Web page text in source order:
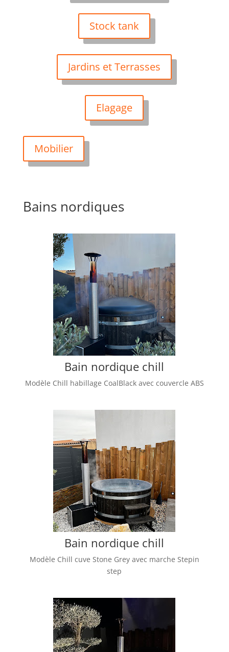
Stock tank
Jardins et Terrasses
Elagage
Mobilier
Bains nordiques
Bain nordique chill
Modèle Chill habillage CoalBlack avec couvercle ABS
Bain nordique chill
Modèle Chill cuve Stone Grey avec marche Stepin
step